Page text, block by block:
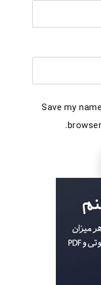
Save my